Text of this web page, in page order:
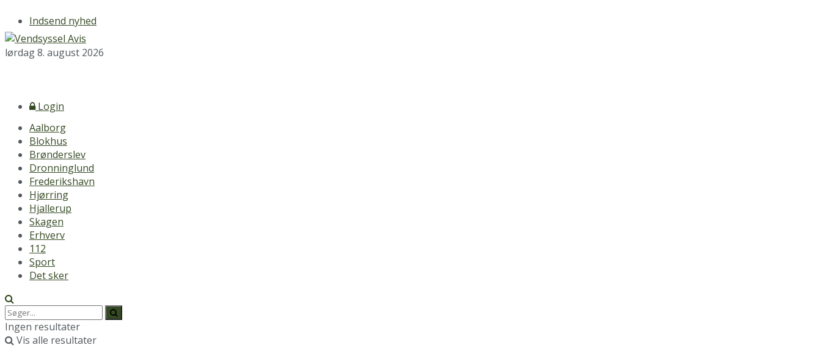
Indsend nyhed
lørdag 8. august 2026
Login
Aalborg
Blokhus
Brønderslev
Dronninglund
Frederikshavn
Hjørring
Hjallerup
Skagen
Erhverv
112
Sport
Det sker
Ingen resultater
Vis alle resultater